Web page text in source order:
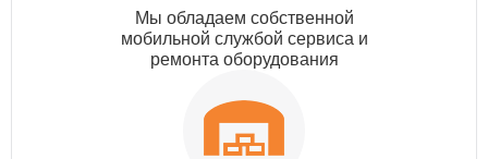
Мы обладаем собственной
мобильной службой сервиса и
ремонта оборудования